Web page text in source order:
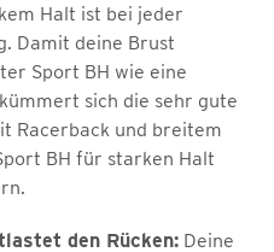
Halt ist bei jeder
Damit deine Brust
Sport BH wie eine
sich die sehr gute
Racerback und breitem
BH für starken Halt
den Rücken: Deine